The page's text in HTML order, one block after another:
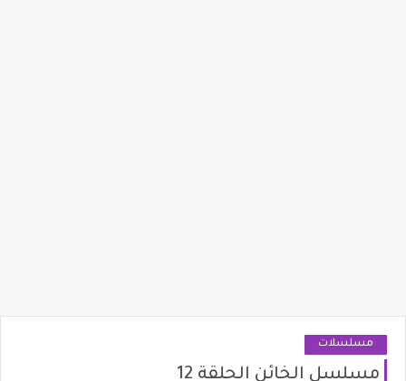
مسلسلات
مسلسل الخائن الحلقة 12